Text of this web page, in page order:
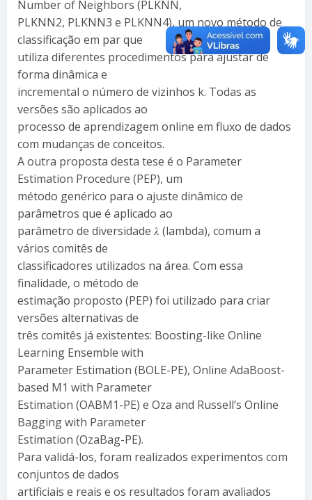
Number of Neighbors (PLKNN,
PLKNN2, PLKNN3 e PLKNN4), um novo método de
classificação em par que
utiliza diferentes procedimentos para ajustar de
forma dinâmica e
incremental o número de vizinhos k. Todas as
versões são aplicados ao
processo de aprendizagem online em fluxo de dados
com mudanças de conceitos.
A outra proposta desta tese é o Parameter
Estimation Procedure (PEP), um
método genérico para o ajuste dinâmico de
parâmetros que é aplicado ao
parâmetro de diversidade 𝜆 (lambda), comum a
vários comitês de
classificadores utilizados na área. Com essa
finalidade, o método de
estimação proposto (PEP) foi utilizado para criar
versões alternativas de
três comitês já existentes: Boosting-like Online
Learning Ensemble with
Parameter Estimation (BOLE-PE), Online AdaBoost-
based M1 with Parameter
Estimation (OABM1-PE) e Oza and Russell’s Online
Bagging with Parameter
Estimation (OzaBag-PE).
Para validá-los, foram realizados experimentos com
conjuntos de dados
artificiais e reais e os resultados foram avaliados